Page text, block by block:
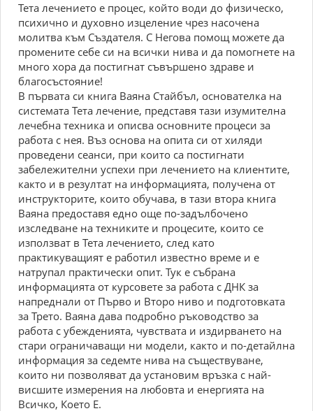
Тета лечението е процес, който води до физическо,
психично и духовно изцеление чрез насочена
молитва към Създателя. С Негова помощ можете да
промените себе си на всички нива и да помогнете на
много хора да постигнат съвършено здраве и
благосъстояние!
В първата си книга Ваяна Стайбъл, основателка на
системата Тета лечение, представя тази изумителна
лечебна техника и описва основните процеси за
работа с нея. Въз основа на опита си от хиляди
проведени сеанси, при които са постигнати
забележителни успехи при лечението на клиентите,
както и в резултат на информацията, получена от
инструкторите, които обучава, в тази втора книга
Ваяна предоставя едно още по-задълбочено
изследване на техниките и процесите, които се
използват в Тета лечението, след като
практикуващият е работил известно време и е
натрупал практически опит. Тук е събрана
информацията от курсовете за работа с ДНК за
напреднали от Първо и Второ ниво и подготовката
за Трето. Ваяна дава подробно ръководство за
работа с убежденията, чувствата и издирването на
стари ограничаващи ни модели, както и по-детайлна
информация за седемте нива на съществуване,
които ни позволяват да установим връзка с най-
висшите измерения на любовта и енергията на
Всичко, Което Е.